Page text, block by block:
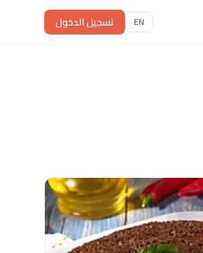
EN تسجيل الدخول